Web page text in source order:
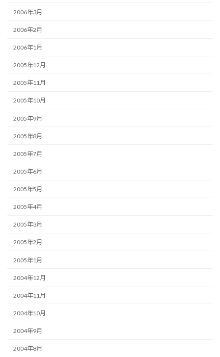
2006年3月
2006年2月
2006年1月
2005年12月
2005年11月
2005年10月
2005年9月
2005年8月
2005年7月
2005年6月
2005年5月
2005年4月
2005年3月
2005年2月
2005年1月
2004年12月
2004年11月
2004年10月
2004年9月
2004年8月